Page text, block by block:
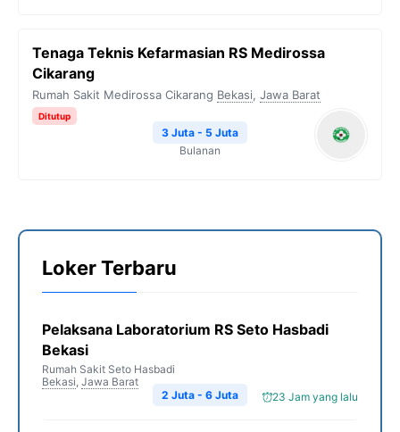
Tenaga Teknis Kefarmasian RS Medirossa
Cikarang
Rumah Sakit Medirossa Cikarang Bekasi, Jawa Barat
Ditutup
3 Juta - 5 Juta
Bulanan
Loker Terbaru
Pelaksana Laboratorium RS Seto Hasbadi
Bekasi
Rumah Sakit Seto Hasbadi
Bekasi, Jawa Barat
23 Jam yang lalu
2 Juta - 6 Juta